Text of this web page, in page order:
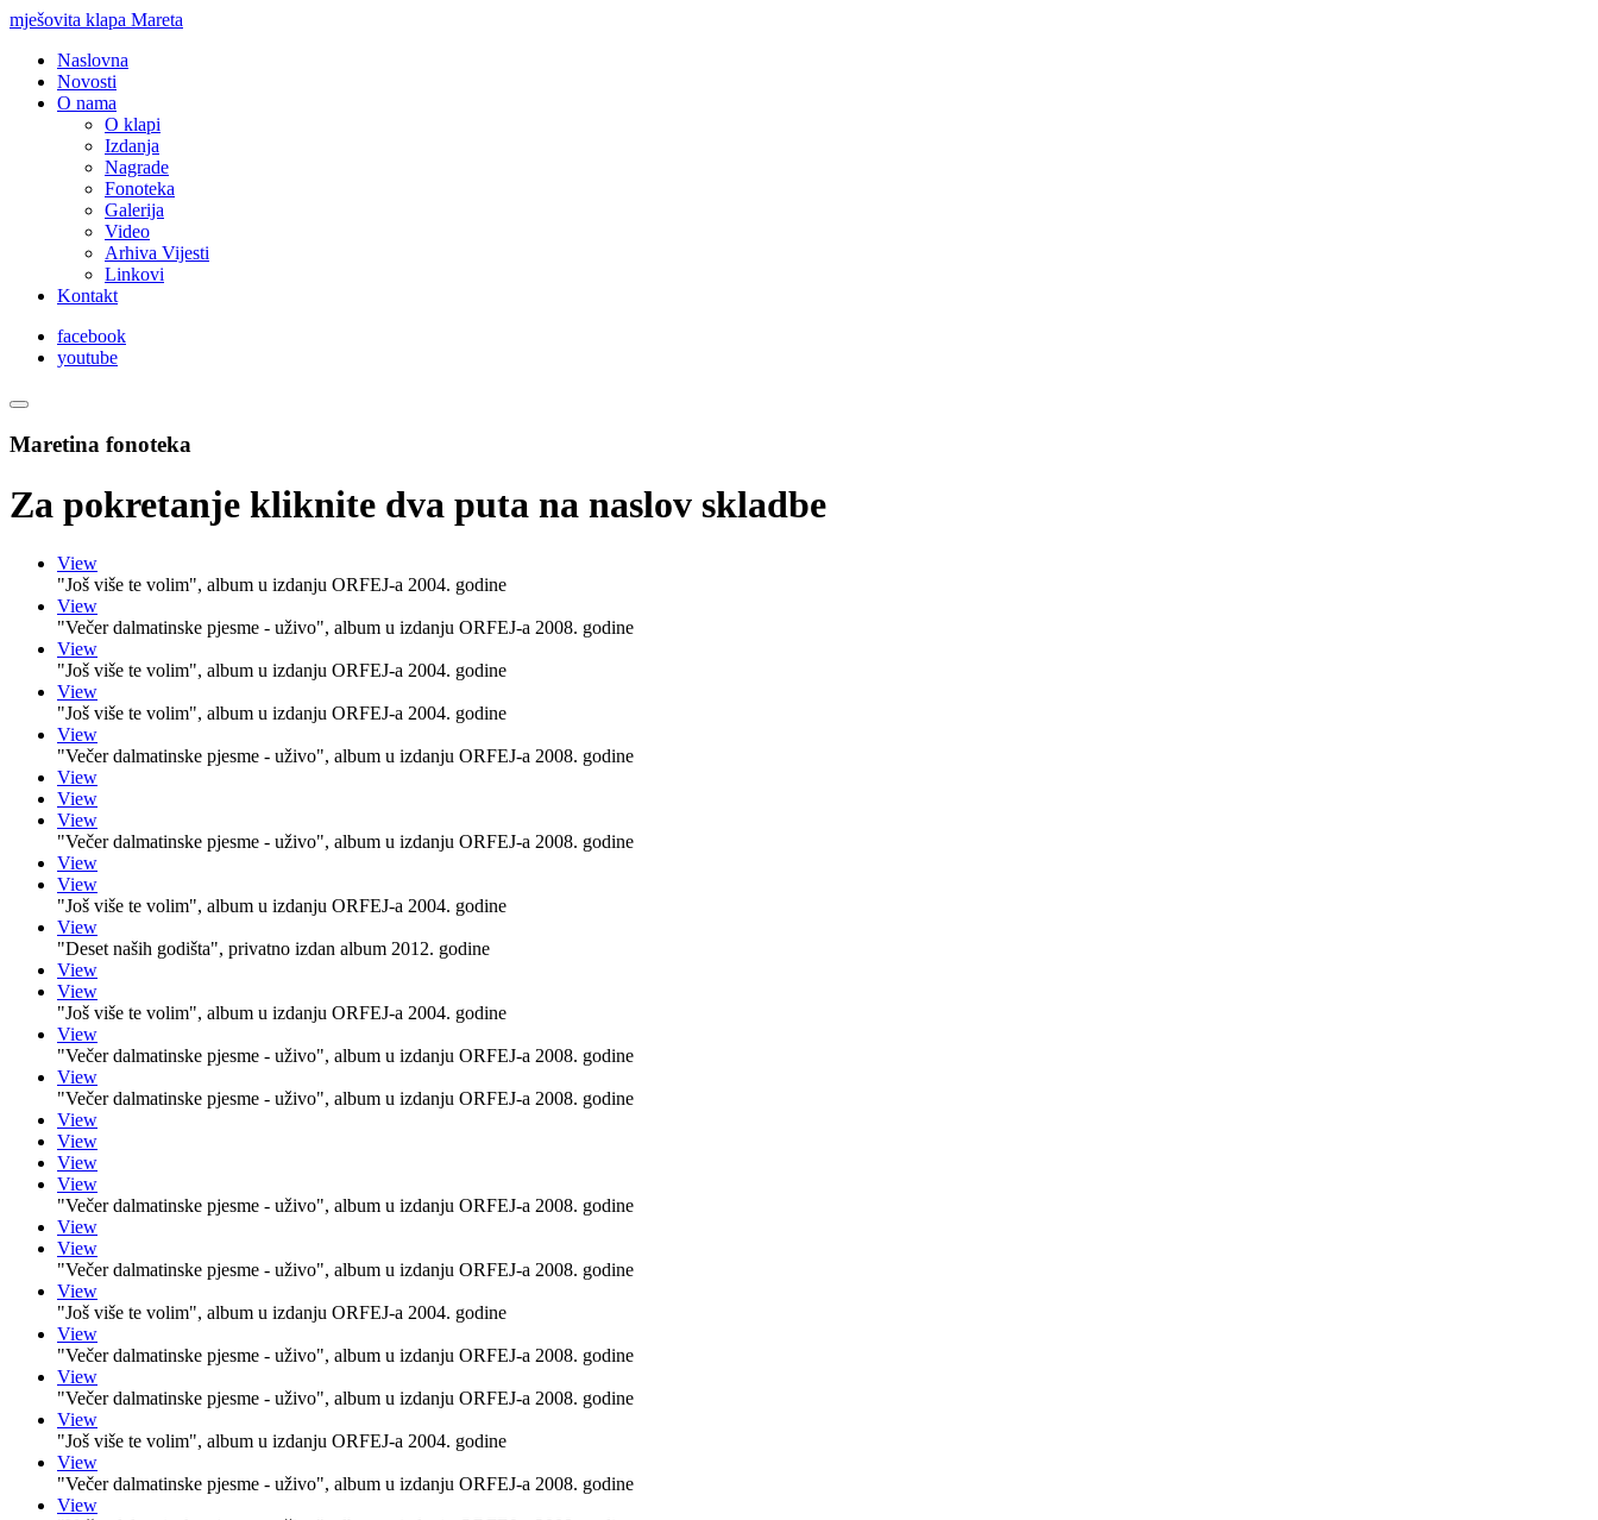
mješovita klapa Mareta
Naslovna
Novosti
O nama
O klapi
Izdanja
Nagrade
Fonoteka
Galerija
Video
Arhiva Vijesti
Linkovi
Kontakt
facebook
youtube
Maretina fonoteka
Za pokretanje kliknite dva puta na naslov skladbe
View
"Još više te volim", album u izdanju ORFEJ-a 2004. godine
View
"Večer dalmatinske pjesme - uživo", album u izdanju ORFEJ-a 2008. godine
View
"Još više te volim", album u izdanju ORFEJ-a 2004. godine
View
"Još više te volim", album u izdanju ORFEJ-a 2004. godine
View
"Večer dalmatinske pjesme - uživo", album u izdanju ORFEJ-a 2008. godine
View
View
View
"Večer dalmatinske pjesme - uživo", album u izdanju ORFEJ-a 2008. godine
View
View
"Još više te volim", album u izdanju ORFEJ-a 2004. godine
View
"Deset naših godišta", privatno izdan album 2012. godine
View
View
"Još više te volim", album u izdanju ORFEJ-a 2004. godine
View
"Večer dalmatinske pjesme - uživo", album u izdanju ORFEJ-a 2008. godine
View
"Večer dalmatinske pjesme - uživo", album u izdanju ORFEJ-a 2008. godine
View
View
View
View
"Večer dalmatinske pjesme - uživo", album u izdanju ORFEJ-a 2008. godine
View
View
"Večer dalmatinske pjesme - uživo", album u izdanju ORFEJ-a 2008. godine
View
"Još više te volim", album u izdanju ORFEJ-a 2004. godine
View
"Večer dalmatinske pjesme - uživo", album u izdanju ORFEJ-a 2008. godine
View
"Večer dalmatinske pjesme - uživo", album u izdanju ORFEJ-a 2008. godine
View
"Još više te volim", album u izdanju ORFEJ-a 2004. godine
View
"Večer dalmatinske pjesme - uživo", album u izdanju ORFEJ-a 2008. godine
View